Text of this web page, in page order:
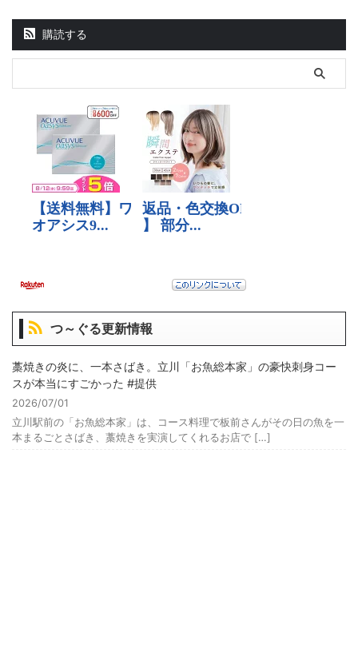
購読する
つ～ぐる更新情報
藁焼きの炎に、一本さばき。立川「お魚総本家」の豪快刺身コー
スが本当にすごかった #提供
2026/07/01
立川駅前の「お魚総本家」は、コース料理で板前さんがその日の魚を一
本まるごとさばき、藁焼きを実演してくれるお店で […]